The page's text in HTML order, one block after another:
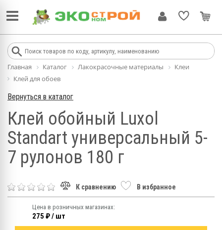
Главная Каталог Лакокрасочные материалы
Клеи
Клей для обоев
Вернуться в каталог
Клей обойный Luxol
Standart универсальный 5-
7 рулонов 180 г
К сравнению В избранное
Цена в розничных магазинах:
275 ₽ / шт